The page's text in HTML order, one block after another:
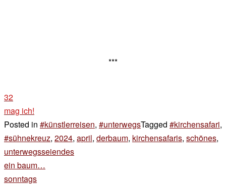
***
32
mag ich!
Posted in #künstlerreisen, #unterwegsTagged #kirchensafari,
#sühnekreuz, 2024, april, derbaum, kirchensafaris, schönes,
unterwegsseiendes
Beitragsnavigation
ein baum…
sonntags